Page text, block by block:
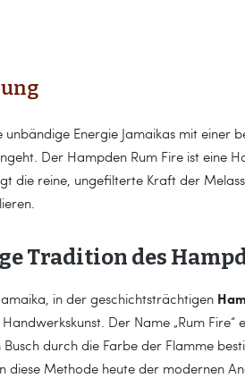
unbändige Energie Jamaikas mit
Der Hampden Rum Fire ist eine
die reine, ungefilterte Kraft der
Tradition des
in der geschichtsträchtigen
Der Name „Rum
Busch durch die Farbe der Flamme
diese Methode heute der modernen